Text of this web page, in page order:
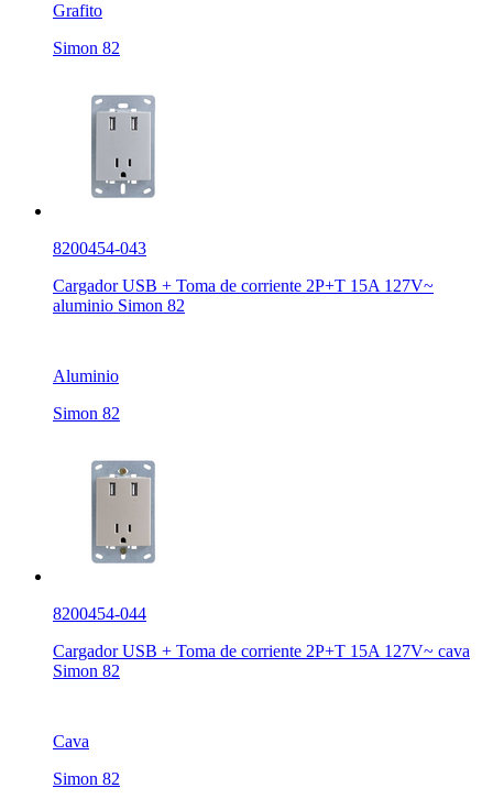
Grafito
Simon 82
8200454-043
Cargador USB + Toma de corriente 2P+T 15A 127V~
aluminio Simon 82
Aluminio
Simon 82
8200454-044
Cargador USB + Toma de corriente 2P+T 15A 127V~ cava
Simon 82
Cava
Simon 82